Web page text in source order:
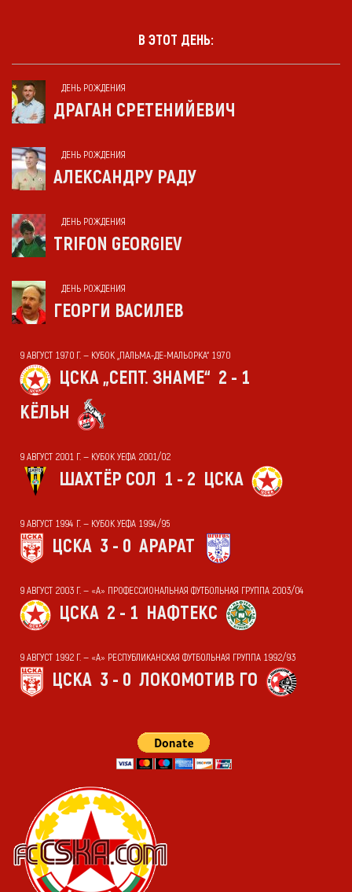
В ЭТОТ ДЕНЬ:
ДЕНЬ РОЖДЕНИЯ
ДРАГАН СРЕТЕНИЙЕВИЧ
ДЕНЬ РОЖДЕНИЯ
АЛЕКСАНДРУ РАДУ
ДЕНЬ РОЖДЕНИЯ
TRIFON GEORGIEV
ДЕНЬ РОЖДЕНИЯ
ГЕОРГИ ВАСИЛЕВ
9 АВГУСТ 1970 Г. — КУБОК „ПАЛЬМА-ДЕ-МАЛЬОРКА“ 1970
ЦСКА „СЕПТ. ЗНАМЕ“ 2 - 1
КЁЛЬН
9 АВГУСТ 2001 Г. — КУБОК УЕФА 2001/02
ШАХТЁР СОЛ 1 - 2 ЦСКА
9 АВГУСТ 1994 Г. — КУБОК УЕФА 1994/95
ЦСКА 3 - 0 АРАРАТ
9 АВГУСТ 2003 Г. — «А» ПРОФЕССИОНАЛЬНАЯ ФУТБОЛЬНАЯ ГРУППА 2003/04
ЦСКА 2 - 1 НАФТЕКС
9 АВГУСТ 1992 Г. — «А» РЕСПУБЛИКАНСКАЯ ФУТБОЛЬНАЯ ГРУППА 1992/93
ЦСКА 3 - 0 ЛОКОМОТИВ ГО